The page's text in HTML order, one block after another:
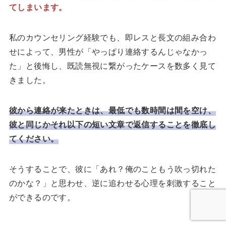
てしまいます。
私のカウンセリング経験でも、即レスと長文の組み合わ
せによって、男性が「やっぱり連絡するんじゃなかっ
た」と後悔し、既読無視に繋がったケースを数多く見て
きました。
彼から連絡が来たときは、最低でも数時間は間を空け、
彼と同じかそれ以下の短い文章で返信することを徹底し
てください。
そうすることで、彼に「あれ？俺のこともう吹っ切れた
のかな？」と思わせ、逆に追わせる心理を刺激すること
ができるのです。